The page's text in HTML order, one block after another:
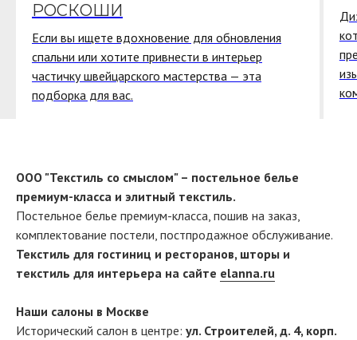
РОСКОШИ
Если вы ищете вдохновение для обновления
спальни или хотите привнести в интерьер
частичку швейцарского мастерства — эта
подборка для вас.
ООО "Текстиль со смыслом" – постельное белье
премиум-класса и элитный текстиль.
Постельное белье премиум-класса, пошив на заказ,
комплектование постели, постпродажное обслуживание.
Текстиль для гостиниц и ресторанов, шторы и
текстиль для интерьера на сайте elanna.ru
Наши салоны в Москве
Исторический салон в центре: ул. Строителей, д. 4, корп.